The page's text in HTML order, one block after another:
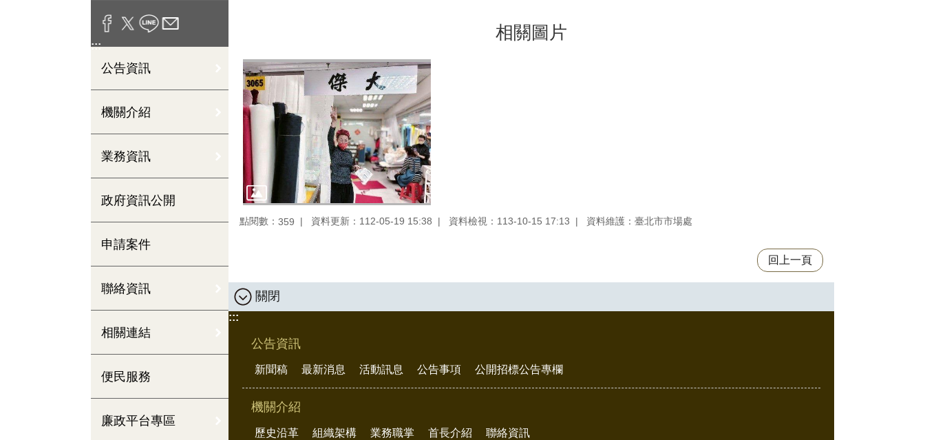
:::
公告資訊
機關介紹
業務資訊
政府資訊公開
申請案件
聯絡資訊
相關連結
便民服務
廉政平台專區
相關圖片
點閱數： 359 資料更新：112-05-19 15:38 資料檢視：113-10-15 17:13 資料維護：臺北市市場處
回上一頁
關閉
:::
公告資訊
新聞稿 最新消息 活動訊息 公告事項 公開招標公告專欄
機關介紹
歷史沿革 組織架構 業務職掌 首長介紹 聯絡資訊